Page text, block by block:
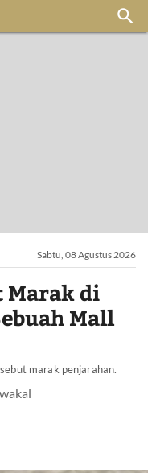

Sabtu, 08 Agustus 2026
Marak di
Mall
marak penjarahan.